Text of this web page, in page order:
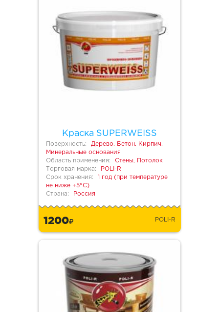
Краска SUPERWEISS
Поверхность:
Дерево, Бетон, Кирпич,
Минеральные основания
Область применения:
Стены, Потолок
Торговая марка:
POLI-R
Срок хранения:
1 год (при температуре
не ниже +5°С)
Страна:
Россия
1200 POLI-R